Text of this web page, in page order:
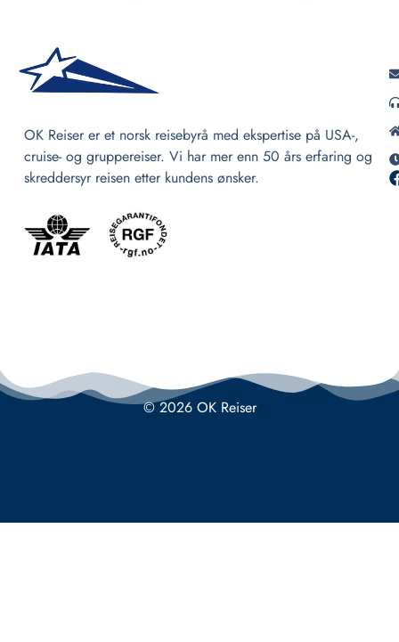
OK Reiser er et norsk reisebyrå med ekspertise på USA-,
cruise- og gruppereiser. Vi har mer enn 50 års erfaring og
skreddersyr reisen etter kundens ønsker.
© 2026 OK Reiser